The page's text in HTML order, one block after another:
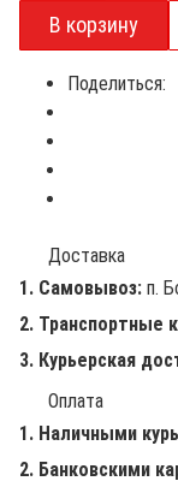
Поделиться:
Доставка
1. Самовывоз: п.
2. Транспортные
3. Курьерская
Оплата
1. Наличными
2. Банковскими